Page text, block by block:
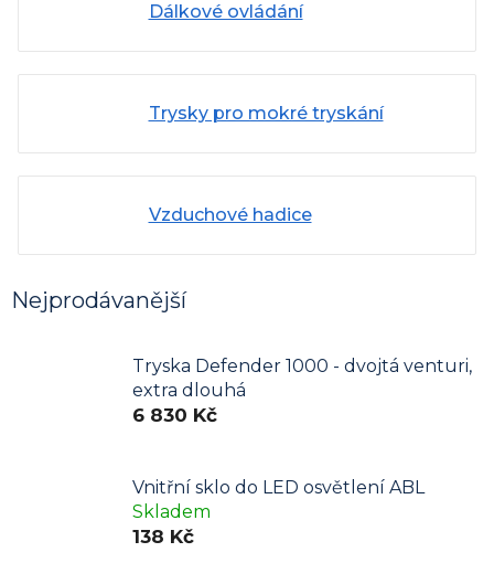
Dálkové ovládání
Trysky pro mokré tryskání
Vzduchové hadice
Nejprodávanější
Tryska Defender 1000 - dvojtá venturi,
extra dlouhá
6 830 Kč
Vnitřní sklo do LED osvětlení ABL
Skladem
138 Kč